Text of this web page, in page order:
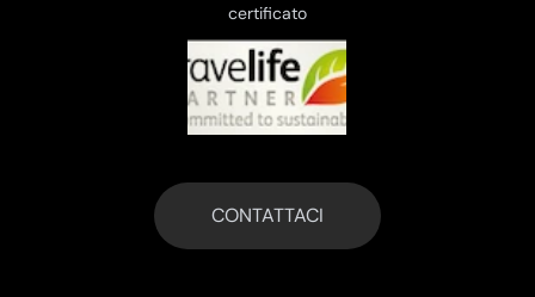
certificato
CONTATTACI